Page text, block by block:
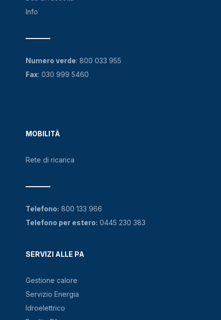
Info
MOBILITÀ
Rete di ricarica
SERVIZI ALLE PA
Gestione calore
Servizio Energia
Idroelettrico
Numero verde: 800 033 955
Fax: 030 999 5460
Telefono: 800 133 966
Telefono per estero: 0445 230 383